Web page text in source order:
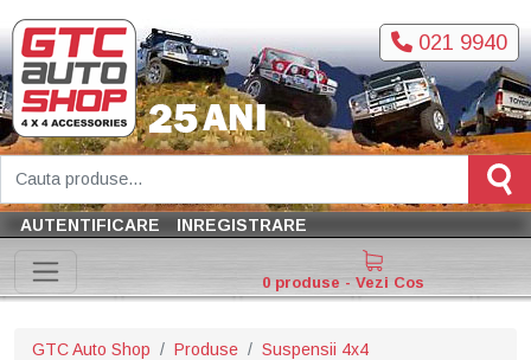
021 9940
AUTENTIFICARE INREGISTRARE
0 produse - Vezi Cos
GTC Auto Shop Produse
Suspensii 4x4